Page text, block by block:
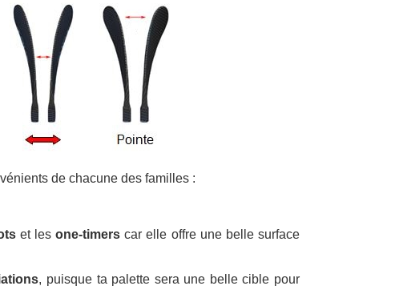
de chacune des familles :
et lesone-timers car elle offre une belle surface
, puisque ta palette sera une belle cible pour